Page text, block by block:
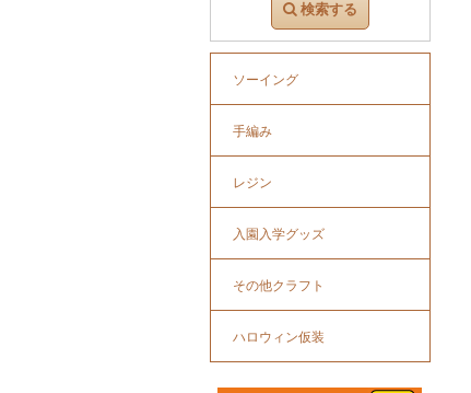
検索する
ソーイング
手編み
レジン
入園入学グッズ
その他クラフト
ハロウィン仮装